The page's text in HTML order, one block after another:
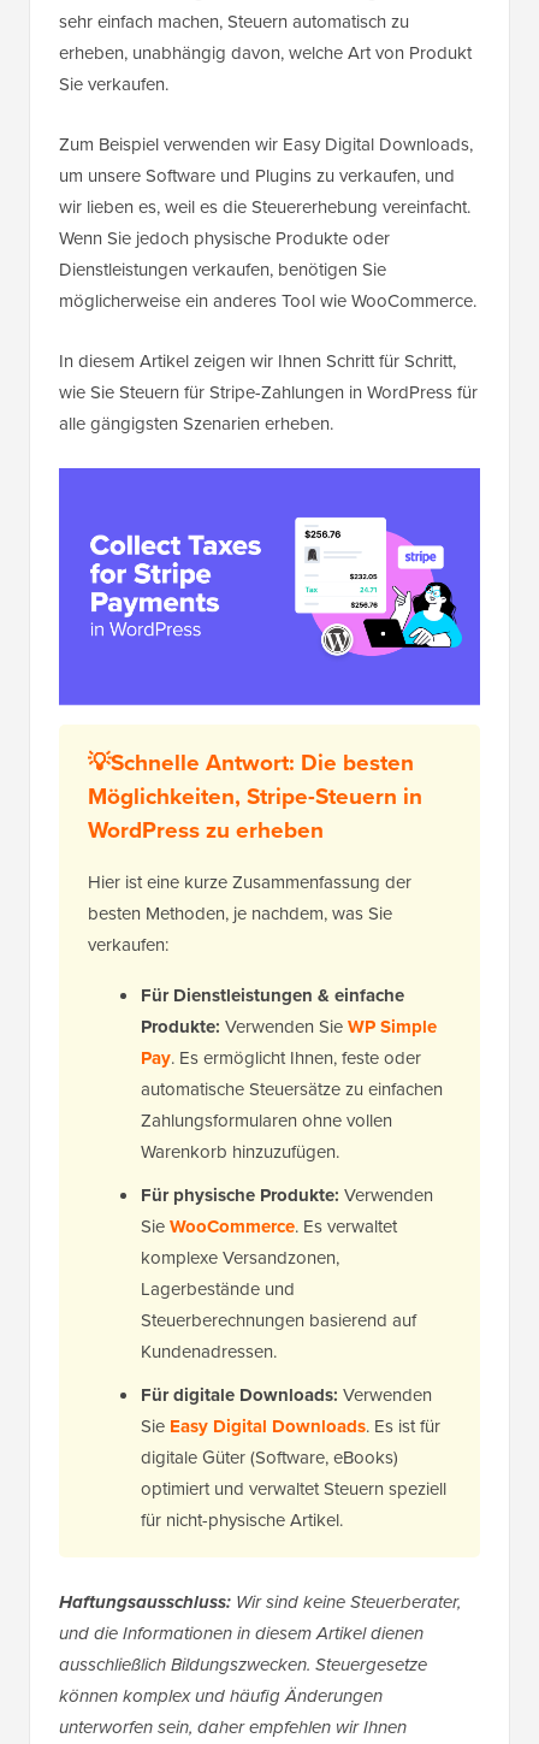
sehr einfach machen, Steuern automatisch zu
erheben, unabhängig davon, welche Art von Produkt
Sie verkaufen.
Zum Beispiel verwenden wir Easy Digital Downloads,
um unsere Software und Plugins zu verkaufen, und
wir lieben es, weil es die Steuererhebung vereinfacht.
Wenn Sie jedoch physische Produkte oder
Dienstleistungen verkaufen, benötigen Sie
möglicherweise ein anderes Tool wie WooCommerce.
In diesem Artikel zeigen wir Ihnen Schritt für Schritt,
wie Sie Steuern für Stripe-Zahlungen in WordPress für
alle gängigsten Szenarien erheben.
💡Schnelle Antwort: Die besten
Möglichkeiten, Stripe-Steuern in
WordPress zu erheben
Hier ist eine kurze Zusammenfassung der
besten Methoden, je nachdem, was Sie
verkaufen:
Für Dienstleistungen & einfache
Produkte: Verwenden SieWP Simple
Pay. Es ermöglicht Ihnen, feste oder
automatische Steuersätze zu einfachen
Zahlungsformularen ohne vollen
Warenkorb hinzuzufügen.
Für physische Produkte: Verwenden
SieWooCommerce. Es verwaltet
komplexe Versandzonen,
Lagerbestände und
Steuerberechnungen basierend auf
Kundenadressen.
Für digitale Downloads: Verwenden
Sie Easy Digital Downloads. Es ist für
digitale Güter (Software, eBooks)
optimiert und verwaltet Steuern speziell
für nicht-physische Artikel.
Haftungsausschluss: Wir sind keine Steuerberater,
und die Informationen in diesem Artikel dienen
ausschließlich Bildungszwecken. Steuergesetze
können komplex und häufig Änderungen
unterworfen sein, daher empfehlen wir Ihnen